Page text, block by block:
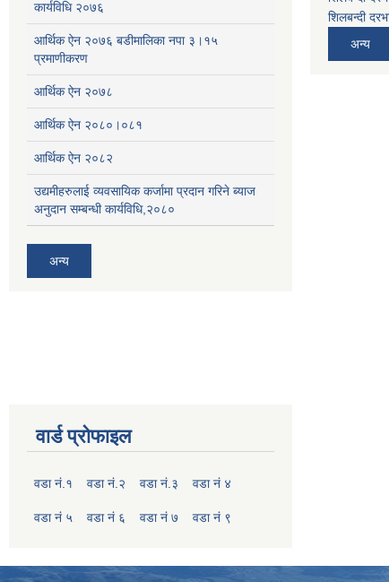
कार्यविधि २०७६
आर्थिक ऐन २०७६ बडीमालिका नपा ३।१५
प्रमाणीकरण
आर्थिक ऐन २०७८
आर्थिक ऐन २०८०।०८१
आर्थिक ऐन २०८२
उद्यमीहरुलाई व्यवसायिक कर्जामा प्रदान गरिने ब्याज
अनुदान सम्बन्धी कार्यविधि,२०८०
अन्य
शिलबन्दी
अन्य
वार्ड प्रोफाइल
वडा नं.१ वडा नं.२ वडा नं.३ वडा नं ४
वडा नं ५ वडा नं ६ वडा नं ७ वडा नं ९